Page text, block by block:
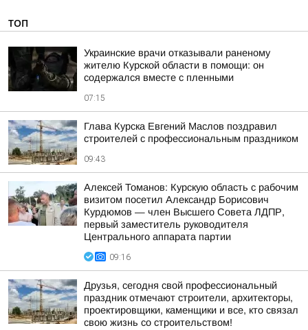
ТОП
Украинские врачи отказывали раненому
жителю Курской области в помощи: он
содержался вместе с пленными
07:15
Глава Курска Евгений Маслов поздравил
строителей с профессиональным праздником
09:43
Алексей Томанов: Курскую область с рабочим
визитом посетил Александр Борисович
Курдюмов — член Высшего Совета ЛДПР,
первый заместитель руководителя
Центрального аппарата партии
09:16
Друзья, сегодня свой профессиональный
праздник отмечают строители, архитекторы,
проектировщики, каменщики и все, кто связал
свою жизнь со строительством!